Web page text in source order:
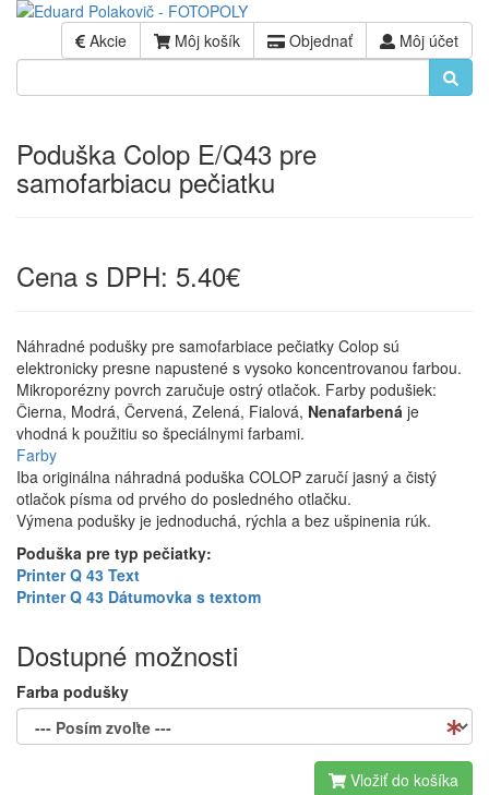
Akcie Môj košík Objednať Môj účet
Poduška Colop E/Q43 pre
samofarbiacu pečiatku
Cena s DPH: 5.40€
Náhradné podušky pre samofarbiace pečiatky Colop sú
elektronicky presne napustené s vysoko koncentrovanou farbou.
Mikroporézny povrch zaručuje ostrý otlačok. Farby podušiek:
Čierna, Modrá, Červená, Zelená, Fialová, Nenafarbená je
vhodná k použitiu so špeciálnymi farbami.
Farby
Iba originálna náhradná poduška COLOP zaručí jasný a čistý
otlačok písma od prvého do posledného otlačku.
Výmena podušky je jednoduchá, rýchla a bez ušpinenia rúk.
Poduška pre typ pečiatky:
Printer Q 43 Text
Printer Q 43 Dátumovka s textom
Dostupné možnosti
Farba podušky
Vložiť do košíka